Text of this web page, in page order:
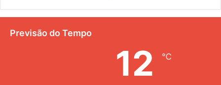
Previsão do Tempo
12 ℃